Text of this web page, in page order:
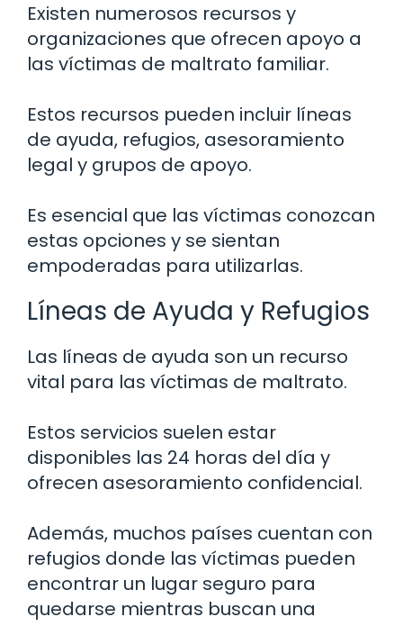
Existen numerosos recursos y
organizaciones que ofrecen apoyo a
las víctimas de maltrato familiar.
Estos recursos pueden incluir líneas
de ayuda, refugios, asesoramiento
legal y grupos de apoyo.
Es esencial que las víctimas conozcan
estas opciones y se sientan
empoderadas para utilizarlas.
Líneas de Ayuda y Refugios
Las líneas de ayuda son un recurso
vital para las víctimas de maltrato.
Estos servicios suelen estar
disponibles las 24 horas del día y
ofrecen asesoramiento confidencial.
Además, muchos países cuentan con
refugios donde las víctimas pueden
encontrar un lugar seguro para
quedarse mientras buscan una